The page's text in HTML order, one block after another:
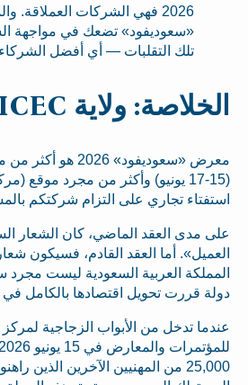
2026 فهي الشركات
«سعوديفود» تضعك في مواجهة
تلك التقلبات — أي أفضل
الخلاصة: ولاية RICEC
معرض «سعوديفود»
استفتاء تجاري على التزام شركتكم
على مدى العقد الماضي، كان الشعار
العميل». أما العقد القادم، فسيكون
المملكة العربية السعودية ليست
دولة قررت تحويل اقتصادها بالكامل
عندما تدخل من الأبواب الزجاجية
25,000 من المهنيين الآخرين الذين